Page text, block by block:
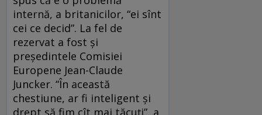
internă, a britanicilor, “ei sînt
cei ce decid”. La fel de
rezervat a fost și
președintele Comisiei
Europene Jean-Claude
Juncker. “În această
chestiune, ar fi inteligent și